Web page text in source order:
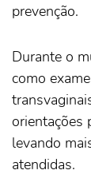
prevenção.
Durante o
como
orientações
levando
atendidas.